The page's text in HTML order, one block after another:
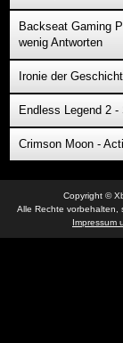
Backseat Gaming
wenig Antworten
Ironie der
Endless Legend 2
Crimson Moon -
Copyright ©
Alle Rechte vorbehalten,
Impressum